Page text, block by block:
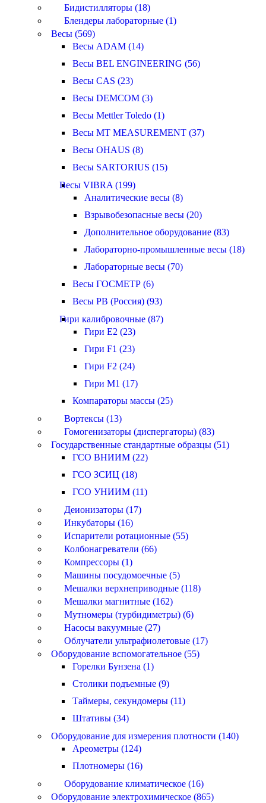
Бидистилляторы (18)
Блендеры лабораторные (1)
Весы (569)
Весы ADAM (14)
Весы BEL ENGINEERING (56)
Весы CAS (23)
Весы DEMCOM (3)
Весы Mettler Toledo (1)
Весы MT MEASUREMENT (37)
Весы OHAUS (8)
Весы SARTORIUS (15)
Весы VIBRA (199)
Аналитические весы (8)
Взрывобезопасные весы (20)
Дополнительное оборудование (83)
Лабораторно-промышленные весы (18)
Лабораторные весы (70)
Весы ГОСМЕТР (6)
Весы РВ (Россия) (93)
Гири калибровочные (87)
Гири E2 (23)
Гири F1 (23)
Гири F2 (24)
Гири M1 (17)
Компараторы массы (25)
Вортексы (13)
Гомогенизаторы (диспергаторы) (83)
Государственные стандартные образцы (51)
ГСО ВНИИМ (22)
ГСО ЗСИЦ (18)
ГСО УНИИМ (11)
Деионизаторы (17)
Инкубаторы (16)
Испарители ротационные (55)
Колбонагреватели (66)
Компрессоры (1)
Машины посудомоечные (5)
Мешалки верхнеприводные (118)
Мешалки магнитные (162)
Мутномеры (турбидиметры) (6)
Насосы вакуумные (27)
Облучатели ультрафиолетовые (17)
Оборудование вспомогательное (55)
Горелки Бунзена (1)
Столики подъемные (9)
Таймеры, секундомеры (11)
Штативы (34)
Оборудование для измерения плотности (140)
Ареометры (124)
Плотномеры (16)
Оборудование климатическое (16)
Оборудование электрохимическое (865)